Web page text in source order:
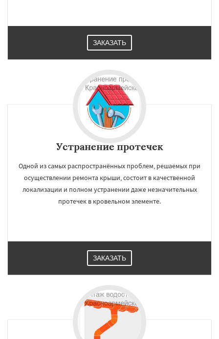
Павловский Посад Пересвет Подольск
Пущино Раменское
Сергиев Посад
Солнечногорск Купавна
Ступино Талдом Фрязино Химки
ЗАКАЗАТЬ
Устранение протечек
Одной из самых распространённых проблем, решаемых при
осуществлении ремонта крыши, состоит в качественной
локализации и полном устранении даже незначительных
протечек в кровельном элементе.
ЗАКАЗАТЬ